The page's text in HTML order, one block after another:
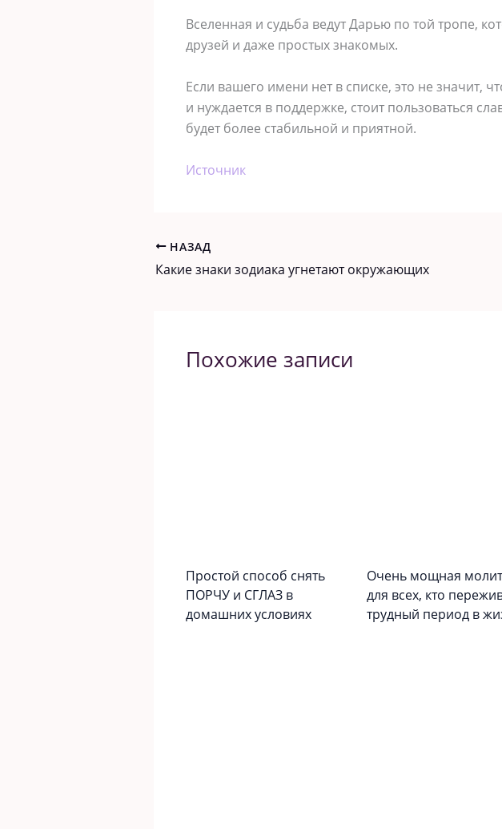
Вселенная и судьба ведут Дарью по той тропе,
друзей и даже простых знакомых.
Если вашего имени нет в списке, это не значит,
и нуждается в поддержке, стоит пользоваться
будет более стабильной и приятной.
Источник
НАЗАД
Какие знаки зодиака угнетают окружающих
Похожие записи
Простой способ снять
ПОРЧУ и СГЛАЗ в
домашних условиях
Очень мощная
для всех, кто
трудный период в